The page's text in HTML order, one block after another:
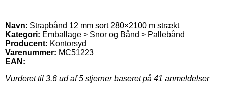
Navn: Strapbånd 12 mm sort 280×2100 m strækt
Kategori: Emballage > Snor og Bånd > Pallebånd
Producent: Kontorsyd
Varenummer: MC51223
EAN:
Vurderet til 3.6 ud af 5 stjerner baseret på 41 anmeldelser